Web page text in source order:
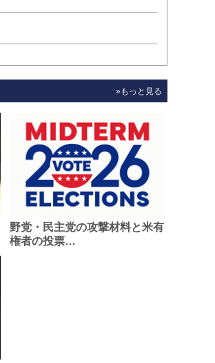
»もっと見る
野党・民主党の攻撃材料と米有
権者の投票…